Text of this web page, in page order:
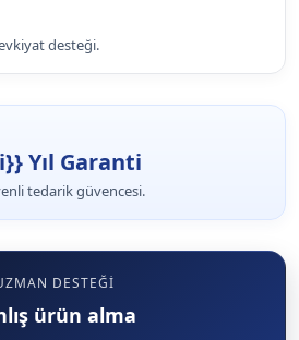
desteği.
Yıl Garanti
tedarik güvencesi.
DESTEĞI
ürün alma